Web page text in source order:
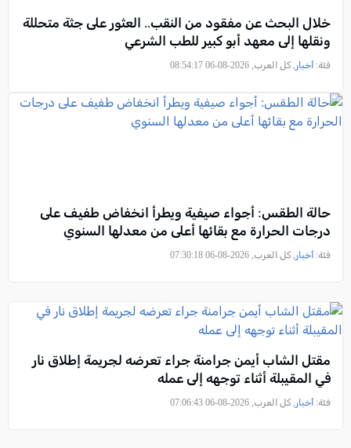
خلال البحث عن مفقود من النقب.. العثور على جثة متحللة
ونقلها إلى معهد أبو كبير للطب الشرعي
فئة: أخبار , كل العرب, 2026-08-06 08:54:17
حالة الطقس: أجواء صيفية ويطرأ انخفاض طفيف على
درجات الحرارة مع بقائها أعلى من معدلها السنوي
فئة: أخبار , كل العرب, 2026-08-06 07:30:18
مقتل الشاب أيمن جرامنة جراء تعرضه لجريمة إطلاق نار
في المقيبلة أثناء توجهه إلى عمله
فئة: أخبار , كل العرب, 2026-08-06 07:06:43